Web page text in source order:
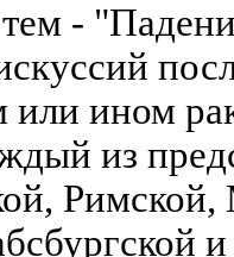
-
или ином
из